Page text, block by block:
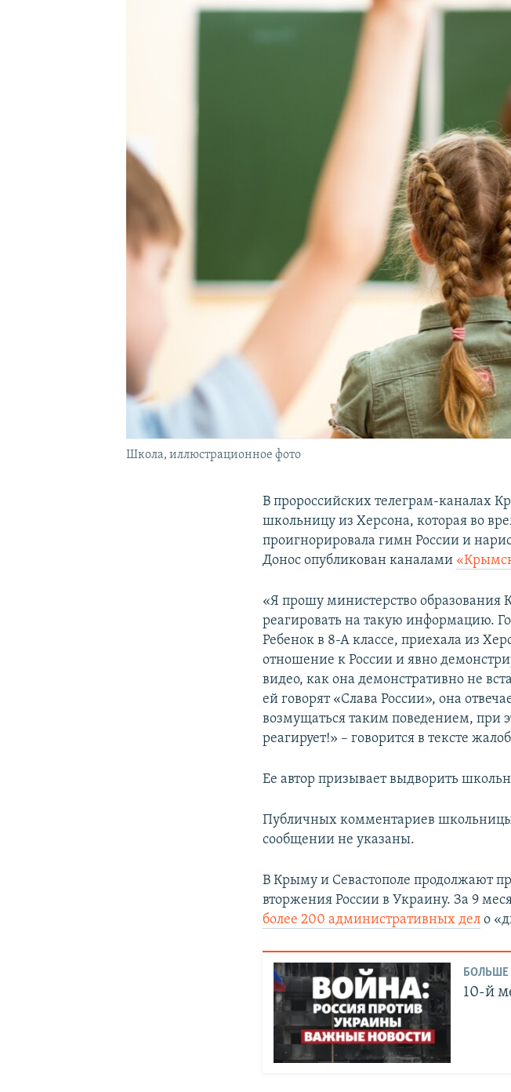
Школа, иллюстрационное фото
В пророссийских телеграм-каналах
школьницу из Херсона, которая во
проигнорировала гимн России и
Донос опубликован каналами
«Я прошу министерство
реагировать на такую информацию.
Ребенок в 8-А классе, приехала из
отношение к России и явно
видео, как она демонстративно не
ей говорят «Слава России», она
возмущаться таким поведением, при
реагирует!» – говорится в тексте
Ее автор призывает выдворить
Публичных комментариев
сообщении не указаны.
В Крыму и Севастополе продолжают
вторжения России в Украину. За 9
более 200 административных дел о
БОЛЬШЕ
10-й